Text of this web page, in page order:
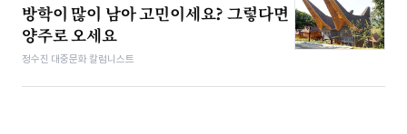
방학이 많이 남아 고민이세요? 그렇다면
양주로 오세요
정수진 대중문화 칼럼니스트